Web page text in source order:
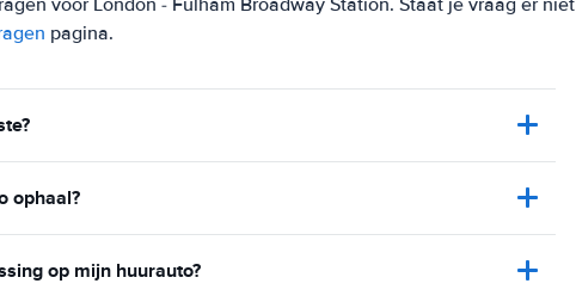
pagina.
ophaal?
op mijn huurauto?